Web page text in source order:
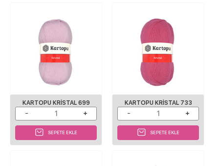
KARTOPU KRISTAL 699
SEPETE EKLE
KARTOPU KRISTAL 733
SEPETE EKLE